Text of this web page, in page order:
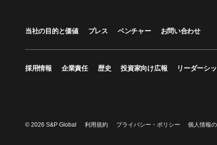
当社の目的と価値 プレス ベンチャー お問い合わせ
採用情報 企業責任 歴史 投資家向け広報 リーダーシ
© 2026 S&P Global 利用規約 プライバシー・ポリシー 個人情報